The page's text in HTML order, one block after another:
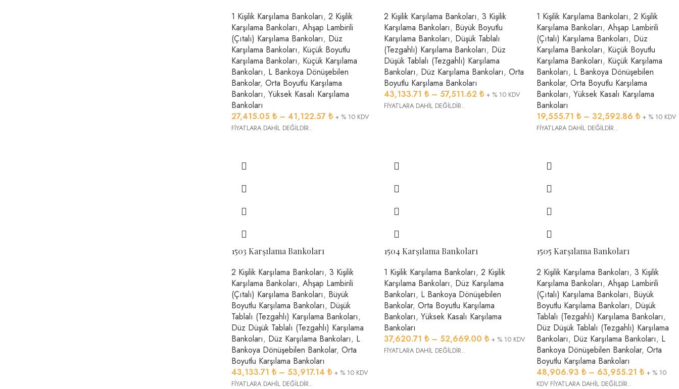
1 Kişilik Karşılama Bankoları, 2 Kişilik
Karşılama Bankoları, Ahşap Lambirili
(Çıtalı) Karşılama Bankoları, Düz
Karşılama Bankoları, Küçük Boyutlu
Karşılama Bankoları, Küçük Karşılama
Bankoları, L Bankoya Dönüşebilen
Bankolar, Orta Boyutlu Karşılama
Bankoları, Yüksek Kasalı Karşılama
Bankoları
27,415.05 ₺ – 41,122.57 ₺ + % 10 KDV
FİYATLARA DAHİL DEĞİLDİR..
2 Kişilik Karşılama Bankoları, 3 Kişilik
Karşılama Bankoları, Büyük Boyutlu
Karşılama Bankoları, Düşük Tablalı
(Tezgahlı) Karşılama Bankoları, Düz
Düşük Tablalı (Tezgahlı) Karşılama
Bankoları, Düz Karşılama Bankoları, Orta
Boyutlu Karşılama Bankoları
43,133.71 ₺ – 57,511.62 ₺ + % 10 KDV
FİYATLARA DAHİL DEĞİLDİR..
1 Kişilik Karşılama Bankoları, 2 Kişilik
Karşılama Bankoları, Ahşap Lambirili
(Çıtalı) Karşılama Bankoları, Düz
Karşılama Bankoları, Küçük Boyutlu
Karşılama Bankoları, Küçük Karşılama
Bankoları, L Bankoya Dönüşebilen
Bankolar, Orta Boyutlu Karşılama
Bankoları, Yüksek Kasalı Karşılama
Bankoları
19,555.71 ₺ – 32,592.86 ₺ + % 10 KDV
FİYATLARA DAHİL DEĞİLDİR..
1503 Karşılama Bankoları
2 Kişilik Karşılama Bankoları, 3 Kişilik
Karşılama Bankoları, Ahşap Lambirili
(Çıtalı) Karşılama Bankoları, Büyük
Boyutlu Karşılama Bankoları, Düşük
Tablalı (Tezgahlı) Karşılama Bankoları,
Düz Düşük Tablalı (Tezgahlı) Karşılama
Bankoları, Düz Karşılama Bankoları, L
Bankoya Dönüşebilen Bankolar, Orta
Boyutlu Karşılama Bankoları
43,133.71 ₺ – 53,917.14 ₺ + % 10 KDV
FİYATLARA DAHİL DEĞİLDİR..
1504 Karşılama Bankoları
1 Kişilik Karşılama Bankoları, 2 Kişilik
Karşılama Bankoları, Düz Karşılama
Bankoları, L Bankoya Dönüşebilen
Bankolar, Orta Boyutlu Karşılama
Bankoları, Yüksek Kasalı Karşılama
Bankoları
37,620.71 ₺ – 52,669.00 ₺ + % 10 KDV
FİYATLARA DAHİL DEĞİLDİR..
1505 Karşılama Bankoları
2 Kişilik Karşılama Bankoları, 3 Kişilik
Karşılama Bankoları, Ahşap Lambirili
(Çıtalı) Karşılama Bankoları, Büyük
Boyutlu Karşılama Bankoları, Düşük
Tablalı (Tezgahlı) Karşılama Bankoları,
Düz Düşük Tablalı (Tezgahlı) Karşılama
Bankoları, Düz Karşılama Bankoları, L
Bankoya Dönüşebilen Bankolar, Orta
Boyutlu Karşılama Bankoları
48,906.93 ₺ – 63,955.21 ₺ + % 10
KDV FİYATLARA DAHİL DEĞİLDİR..